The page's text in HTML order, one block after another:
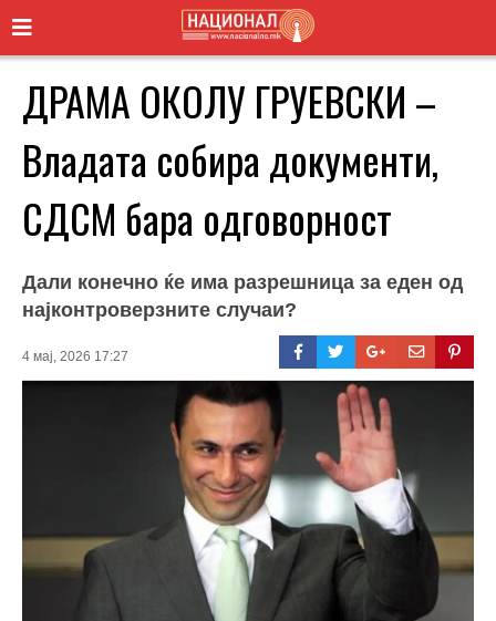
ДРАМА ОКОЛУ ГРУЕВСКИ –
Владата собира документи,
СДСМ бара одговорност
Дали конечно ќе има разрешница за еден од
најконтроверзните случаи?
4 мај, 2026 17:27